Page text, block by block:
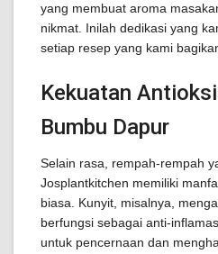
yang membuat aroma
nikmat. Inilah dedikasi yang
setiap resep yang kami
Kekuatan
Bumbu Dapur
Selain rasa, rempah-rempah
Josplantkitchen memiliki
biasa. Kunyit, misalnya,
berfungsi sebagai anti-
untuk pencernaan dan